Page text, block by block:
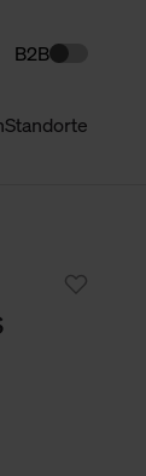
Standorte
B2B